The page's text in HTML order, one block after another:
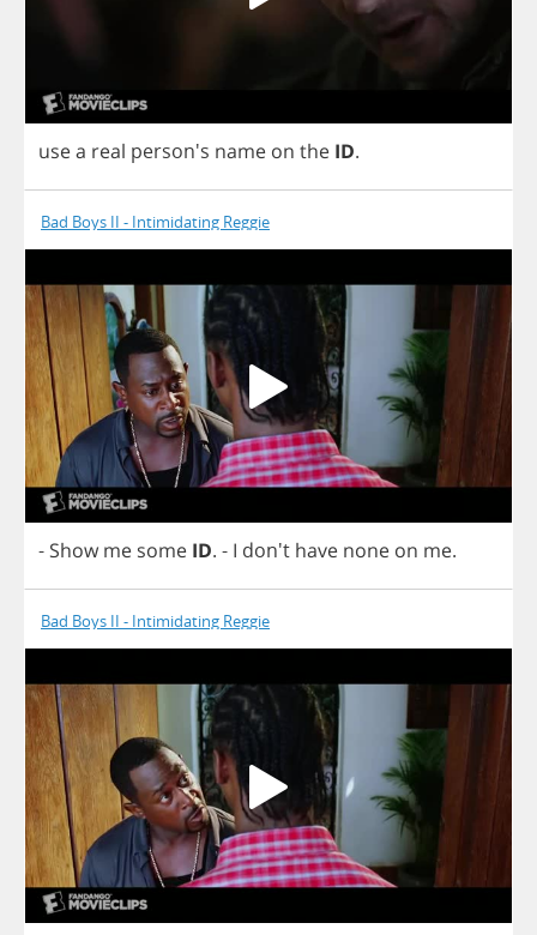
usea real person's name on the ID.
Bad Boys II - Intimidating Reggie
- Show me some ID. - I don't have none on me.
Bad Boys II - Intimidating Reggie